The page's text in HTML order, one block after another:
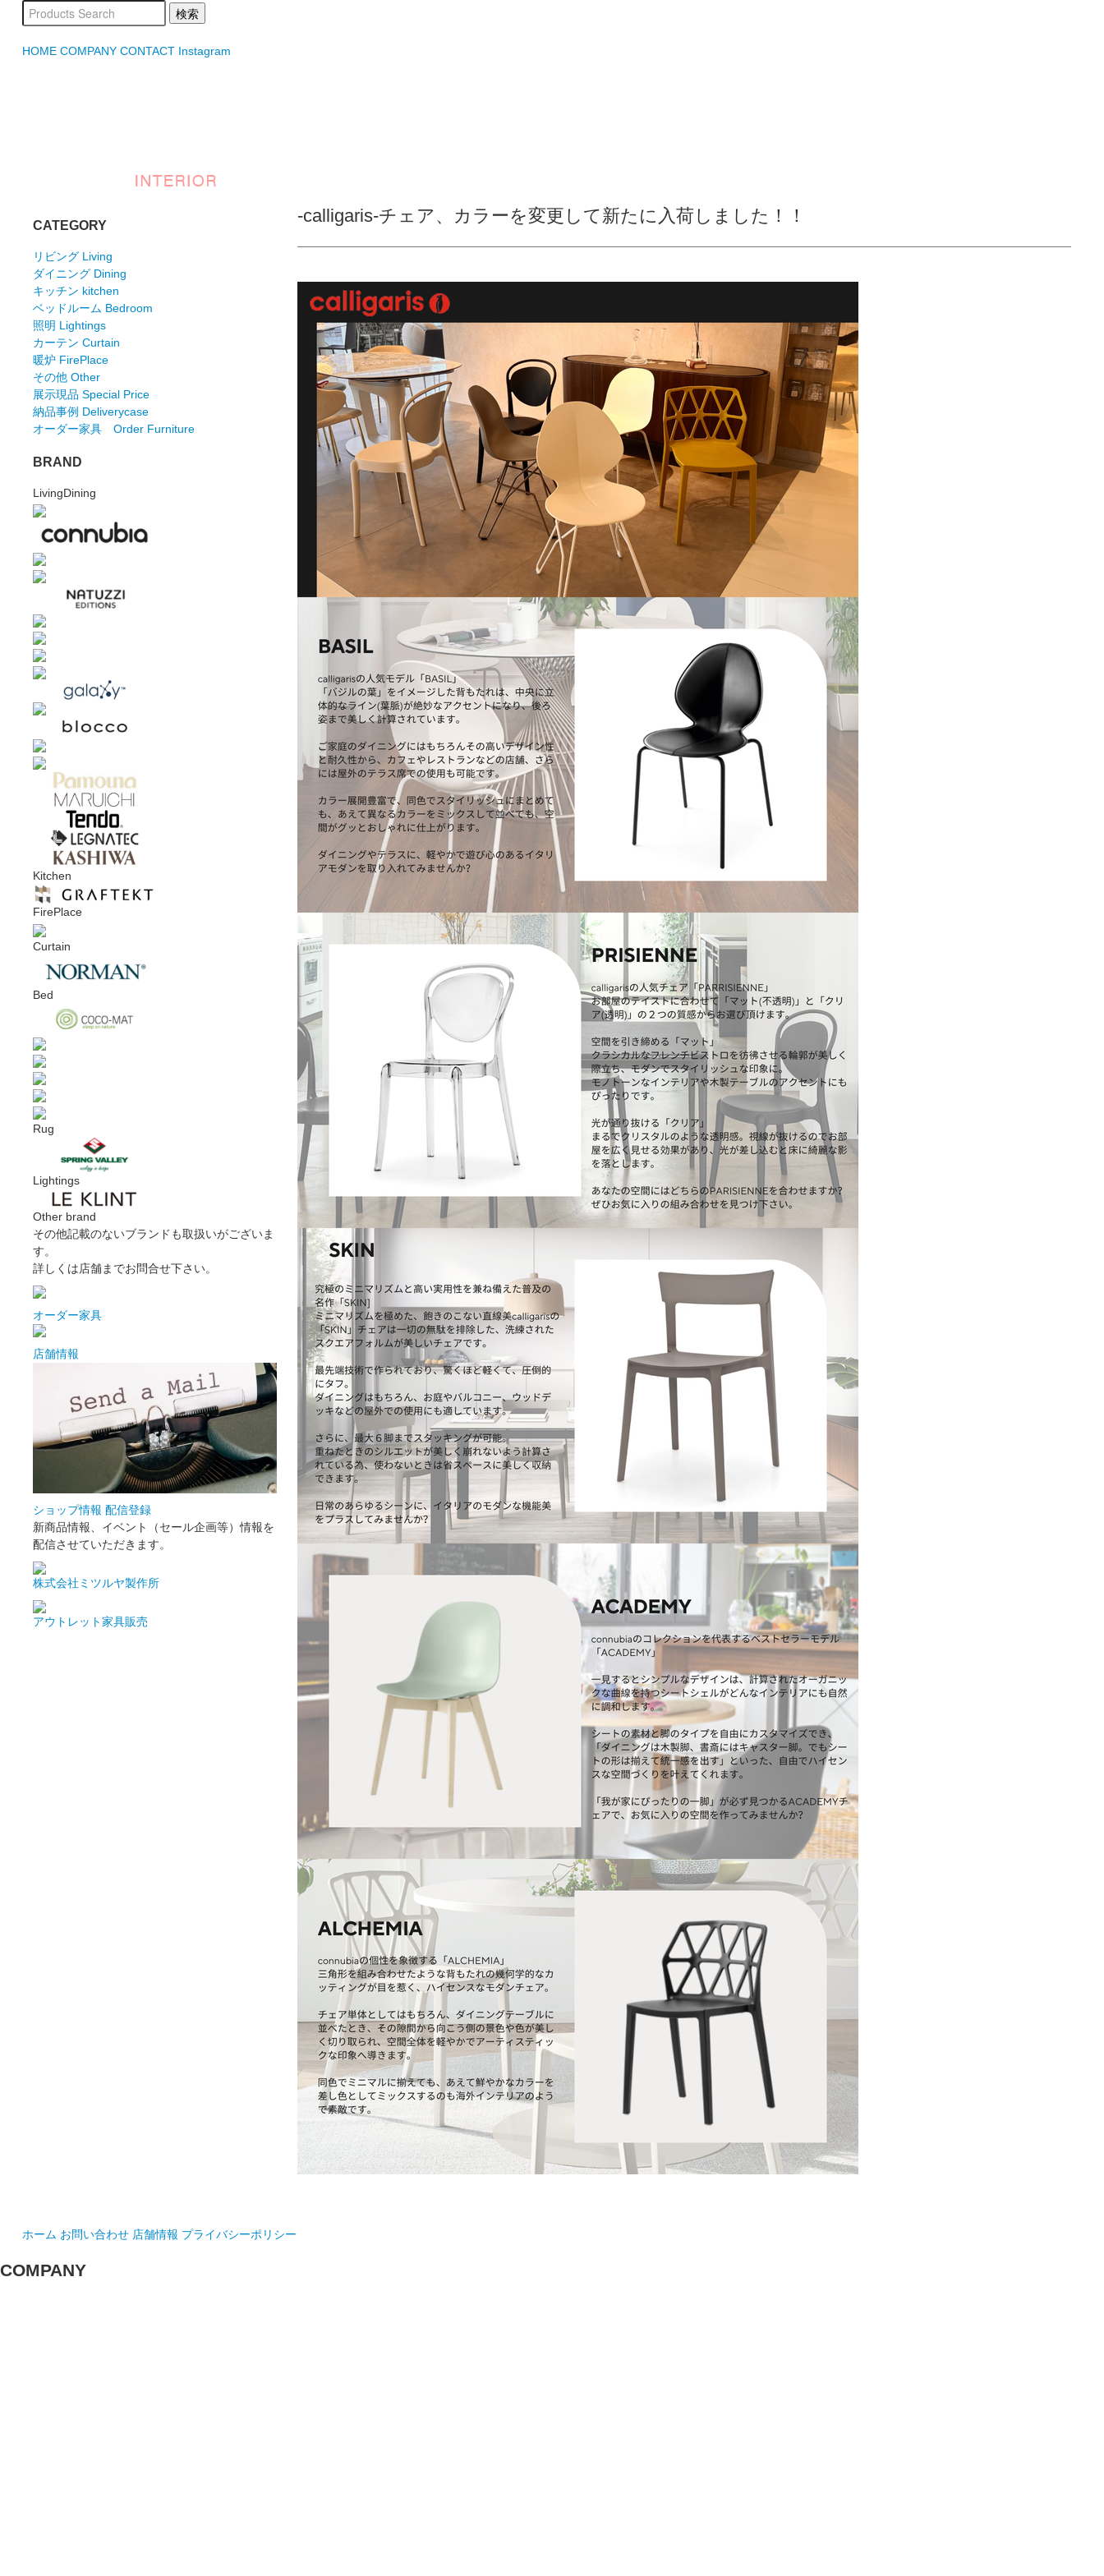
HOME COMPANY CONTACT Instagram
-calligaris-チェア、カラーを変更して新たに入荷しました！！
CATEGORY
リビング Living
ダイニング Dining
キッチン kitchen
ベッドルーム Bedroom
照明 Lightings
カーテン Curtain
暖炉 FirePlace
その他 Other
展示現品 Special Price
納品事例 Deliverycase
オーダー家具 Order Furniture
BRAND
LivingDining
Kitchen
FirePlace
Curtain
Bed
Rug
Lightings
Other brand
その他記載のないブランドも取扱いがございま
す。
詳しくは店舗までお問合せ下さい。
オーダー家具
店舗情報
ショップ情報 配信登録
新商品情報、イベント（セール企画等）情報を
配信させていただきます。
株式会社ミツルヤ製作所
アウトレット家具販売
ホーム お問い合わせ 店舗情報 プライバシーポリシー
COMPANY